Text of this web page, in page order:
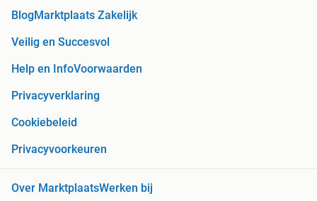
BlogMarktplaats Zakelijk
Veilig en Succesvol
Help en InfoVoorwaarden
Privacyverklaring
Cookiebeleid
Privacyvoorkeuren
Over MarktplaatsWerken bij